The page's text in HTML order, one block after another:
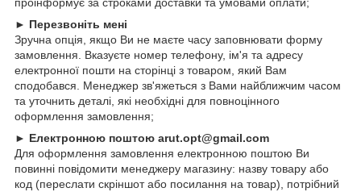
► Перезвоніть мені
Зручна опція, якщо Ви не маєте часу заповнювати форму
замовлення. Вказуєте номер телефону, ім'я та адресу
електронної пошти на сторінці з товаром, який Вам
сподобався. Менеджер зв'яжеться з Вами найближчим часом
та уточнить деталі, які необхідні для повноцінного
оформлення замовлення;
► Електронною поштою arut.opt@gmail.com
Для оформлення замовлення електронною поштою Ви
повинні повідомити менеджеру магазину: назву товару або
код (переслати скріншот або посилання на товар), потрібний